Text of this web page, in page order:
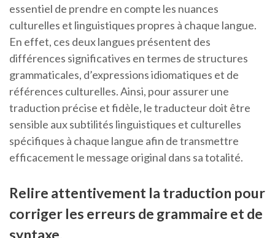
essentiel de prendre en compte les nuances
culturelles et linguistiques propres à chaque langue.
En effet, ces deux langues présentent des
différences significatives en termes de structures
grammaticales, d’expressions idiomatiques et de
références culturelles. Ainsi, pour assurer une
traduction précise et fidèle, le traducteur doit être
sensible aux subtilités linguistiques et culturelles
spécifiques à chaque langue afin de transmettre
efficacement le message original dans sa totalité.
Relire attentivement la traduction pour
corriger les erreurs de grammaire et de
syntaxe.